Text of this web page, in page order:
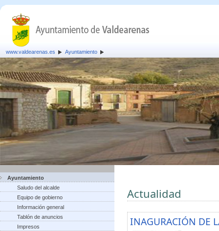
www.valdearenas.es Ayuntamiento
Ayuntamiento
Saludo del alcalde
Equipo de gobierno
Información general
Tablón de anuncios
Impresos
Actualidad
INAGURACIÓN DE